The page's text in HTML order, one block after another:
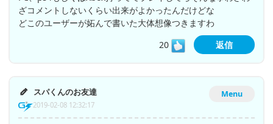
ざコメントしないくらい出来がよかったんだけどな
どこのユーザーが妬んで書いた大体想像つきますわ
20
返信
Menu
スパくんのお友達
2019-02-08 12:32:17